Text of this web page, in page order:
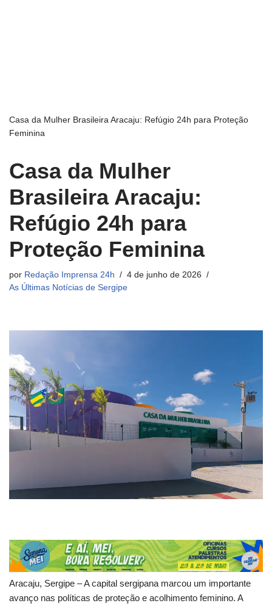
Casa da Mulher Brasileira Aracaju: Refúgio 24h para Proteção
Feminina
Casa da Mulher
Brasileira Aracaju:
Refúgio 24h para
Proteção Feminina
por Redação Imprensa 24h
4 de junho de 2026
As Últimas Notícias de Sergipe
Aracaju, Sergipe – A capital sergipana marcou um importante
avanço nas políticas de proteção e acolhimento feminino. A